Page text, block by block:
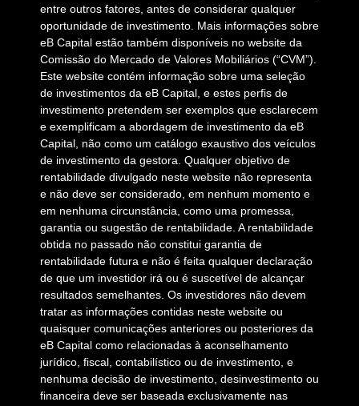
entre outros fatores, antes de considerar qualquer
oportunidade de investimento. Mais informações sobre
eB Capital estão também disponíveis no website da
Comissão do Mercado de Valores Mobiliários (“CVM”).
Este website contém informação sobre uma seleção
de investimentos da eB Capital, e estes perfis de
investimento pretendem ser exemplos que esclarecem
e exemplificam a abordagem de investimento da eB
Capital, não como um catálogo exaustivo dos veículos
de investimento da gestora. Qualquer objetivo de
rentabilidade divulgado neste website não representa
e não deve ser considerado, em nenhum momento e
em nenhuma circunstância, como uma promessa,
garantia ou sugestão de rentabilidade. A rentabilidade
obtida no passado não constitui garantia de
rentabilidade futura e não é feita qualquer declaração
de que um investidor irá ou é suscetível de alcançar
resultados semelhantes. Os investidores não devem
tratar as informações contidas neste website ou
quaisquer comunicações anteriores ou posteriores da
eB Capital como relacionadas à aconselhamento
jurídico, fiscal, contabilístico ou de investimento, e
nenhuma decisão de investimento, desinvestimento ou
financeira deve ser baseada exclusivamente nas